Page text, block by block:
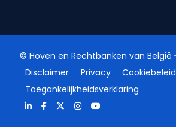
© Hoven en Rechtbanken van België
Disclaimer
Privacy
Cookiebeleid
Toegankelijkheidsverklaring